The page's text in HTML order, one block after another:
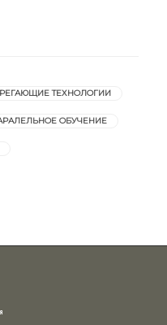
ТЕХНОЛОГИИ
ОБУЧЕНИЕ